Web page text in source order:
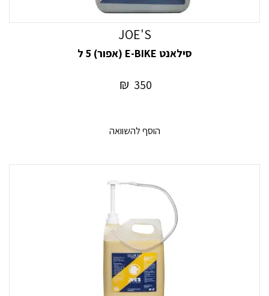
JOE'S
סילאנט E-BIKE (אפור) 5 ל
350
₪
הוסף להשוואה